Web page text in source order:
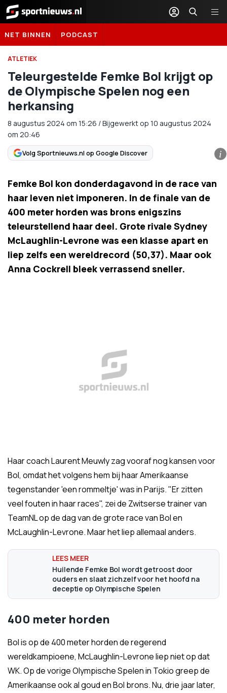
Sportnieuws.nl
NET BINNEN PODCAST
ATLETIEK
Teleurgestelde Femke Bol krijgt op
de Olympische Spelen nog een
herkansing
8 augustus 2024 om 15:26 /Bijgewerkt op 10 augustus 2024
om 20:46
Volg Sportnieuws.nl op Google Discover i
Femke Bol kon donderdagavond in de race van
haar leven niet imponeren. In de finale van de
400 meter horden was brons enigszins
teleurstellend haar deel. Grote rivale Sydney
McLaughlin-Levrone was een klasse apart en
liep zelfs een wereldrecord (50,37). Maar ook
Anna Cockrell bleek verrassend sneller.
Haar coach Laurent Meuwly zag vooraf nog kansen voor
Bol, omdat het volgens hem bij haar Amerikaanse
tegenstander 'een rommeltje' was in Parijs. "Er zitten
veel fouten in haar races", zei de Zwitserse trainer van
TeamNL op de dag van de grote race van Bol en
McLaughlin-Levrone. Maar het liep allemaal anders.
Huilende Femke Bol wordt getroost door
ouders en slaat zichzelf voor het hoofd na
deceptie op Olympische Spelen
400 meter horden
Bol is op de 400 meter horden de regerend
wereldkampioene, McLaughlin-Levrone liep niet op dat
WK. Op de vorige Olympische Spelen in Tokio greep de
Amerikaanse ook al goud en Bol brons. Nu, drie jaar later,